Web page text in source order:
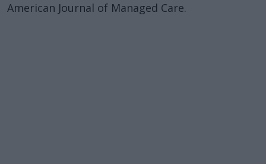
American Journal of Managed Care.